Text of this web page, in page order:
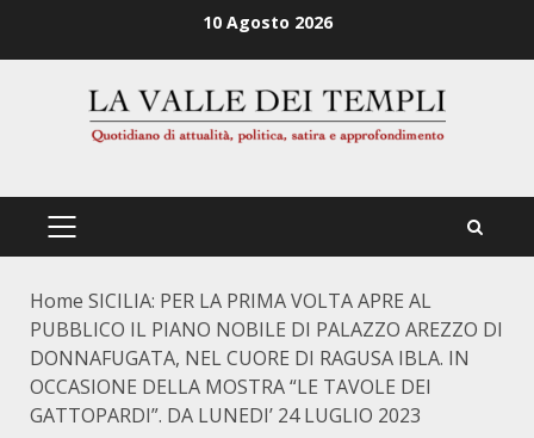
10 Agosto 2026
PRIMÄRES
Home SICILIA: PER LA PRIMA VOLTA APRE AL
PUBBLICO IL PIANO NOBILE DI PALAZZO AREZZO DI
DONNAFUGATA, NEL CUORE DI RAGUSA IBLA. IN
OCCASIONE DELLA MOSTRA “LE TAVOLE DEI
GATTOPARDI”. DA LUNEDI’ 24 LUGLIO 2023